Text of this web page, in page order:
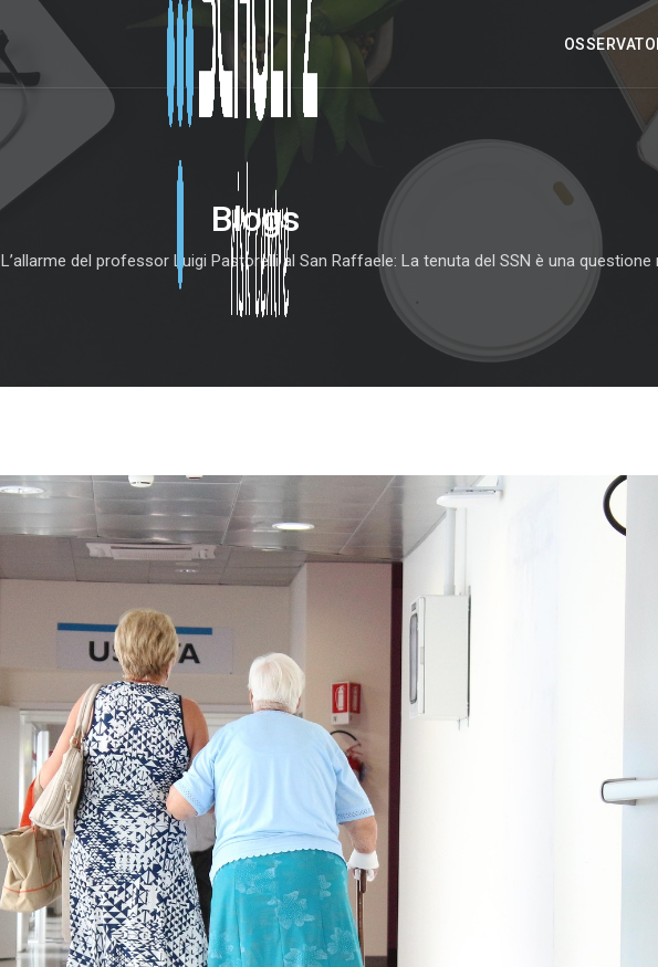
Blogs
L’allarme del professor Luigi Pastorelli al San Raffaele: La tenuta del SSN è una questione